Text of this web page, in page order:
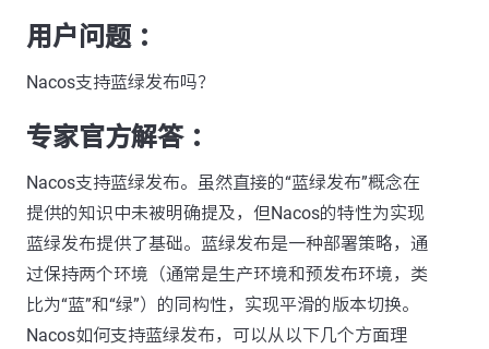
用户问题 ：
Nacos支持蓝绿发布吗？
专家官方解答 ：
Nacos支持蓝绿发布。虽然直接的“蓝绿发布”概念在
提供的知识中未被明确提及，但Nacos的特性为实现
蓝绿发布提供了基础。蓝绿发布是一种部署策略，通
过保持两个环境（通常是生产环境和预发布环境，类
比为“蓝”和“绿”）的同构性，实现平滑的版本切换。
Nacos如何支持蓝绿发布，可以从以下几个方面理